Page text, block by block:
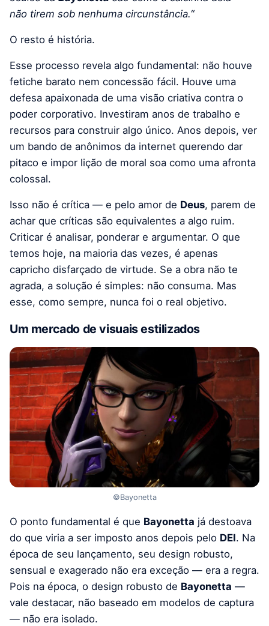
não tirem sob nenhuma circunstância.“
O resto é história.
Esse processo revela algo fundamental: não houve
fetiche barato nem concessão fácil. Houve uma
defesa apaixonada de uma visão criativa contra o
poder corporativo. Investiram anos de trabalho e
recursos para construir algo único. Anos depois, ver
um bando de anônimos da internet querendo dar
pitaco e impor lição de moral soa como uma afronta
colossal.
Isso não é crítica — e pelo amor de Deus, parem de
achar que críticas são equivalentes a algo ruim.
Criticar é analisar, ponderar e argumentar. O que
temos hoje, na maioria das vezes, é apenas
capricho disfarçado de virtude. Se a obra não te
agrada, a solução é simples: não consuma. Mas
esse, como sempre, nunca foi o real objetivo.
Um mercado de visuais estilizados
©Bayonetta
O ponto fundamental é que Bayonetta já destoava
do que viria a ser imposto anos depois pelo DEI. Na
época de seu lançamento, seu design robusto,
sensual e exagerado não era exceção — era a regra.
Pois na época, o design robusto de Bayonetta —
vale destacar, não baseado em modelos de captura
— não era isolado.